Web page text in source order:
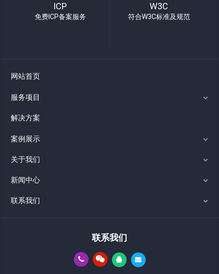
ICP
免费ICP备案服务
W3C
符合W3C标准及规范
网站首页
服务项目
解决方案
案例展示
关于我们
新闻中心
联系我们
联系我们